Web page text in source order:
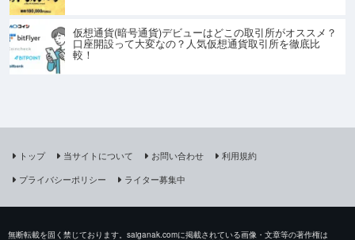
仮想通貨(暗号通貨)デビューはどこの取引所がオススメ？
口座開設って大変なの？人気仮想通貨取引所を徹底比
較！
トップ 当サイトについて お問い合わせ
利用規約
プライバシーポリシー
ライター募集中
無断転載を固く禁じております。saiganak.comに掲載されている画像・文章等の著作権は